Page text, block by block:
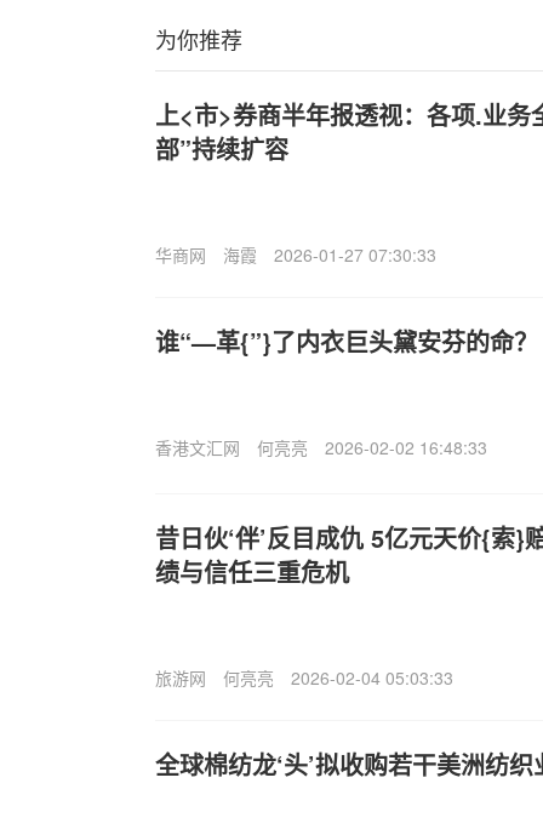
为你推荐
上<市>券商半年报透视：各项.业
部”持续扩容
华商网 海霞 2026-01-27 07:30:33
谁“—革{”}了内衣巨头黛安芬的命？
香港文汇网 何亮亮 2026-02-02 16:48:33
昔日伙‘伴’反目成仇 5亿元天价{索}
绩与信任三重危机
旅游网 何亮亮 2026-02-04 05:03:33
全球棉纺龙‘头’拟收购若干美洲纺织